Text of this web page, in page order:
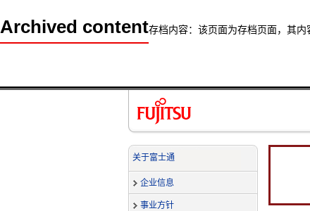
Archived content存档内容：该页面为存档页面，其内
关于富士通
企业信息
事业方针